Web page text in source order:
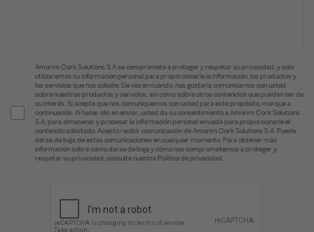
Amorim Cork Solutions S.A.se compromete a proteger y respetar su privacidad, y solo
utilizaremos su información personal para proporcionarle la información, los productos y
los servicios que nos solicite. De vez en cuando, nos gustaría comunicarnos con usted
sobre nuestros productos y servicios, así como sobre otros contenidos que puedan ser de
su interés. Si acepta que nos comuniquemos con usted para este propósito, marque a
continuación. Al hacer clic en enviar, usted da su consentimiento a Amorim Cork Solutions
S.A. para almacenar y procesar la información personal enviada para proporcionarle el
contenido solicitado. Acepto recibir comunicación de Amorim Cork Solutions S.A. Puede
darse de baja de estas comunicaciones en cualquier momento. Para obtener más
información sobre cómo darse de baja y cómo nos comprometemos a proteger y
respetar su privacidad, consulte nuestra Política de privacidad.